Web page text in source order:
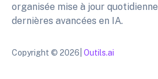
organisée mise à jour
dernières avancées en IA.
Copyright © 2026| Outils.ai